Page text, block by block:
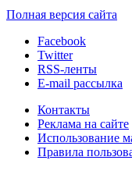
Полная версия сайта
Facebook
Twitter
RSS-ленты
E-mail рассылка
Контакты
Реклама на сайте
Использование
Правила